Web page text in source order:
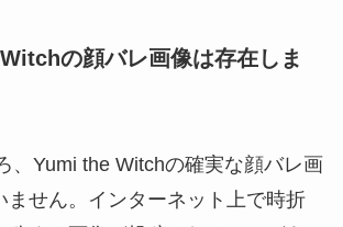
の顔バレ画像は存在しま
、Yumi the Witchの確実な顔バレ画
ません。インターネット上で時折